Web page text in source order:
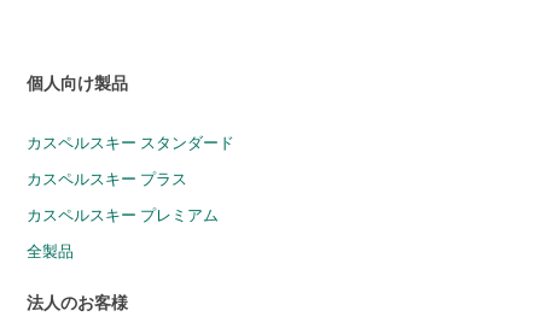
個人向け製品
カスペルスキー スタンダード
カスペルスキー プラス
カスペルスキー プレミアム
全製品
法人のお客様